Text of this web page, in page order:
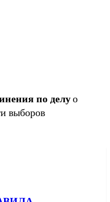
по делуо
выборов